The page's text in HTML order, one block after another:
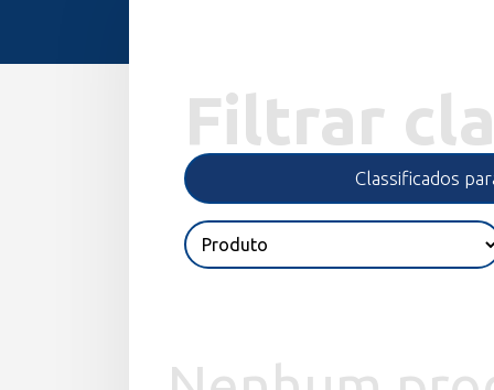
Filtrar
Classificados